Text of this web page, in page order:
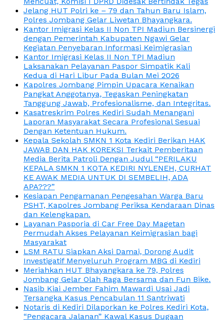
Jelang HUT Polri ke – 79 dan Tahun Baru Islam,
Polres Jombang Gelar Liwetan Bhayangkara.
Kantor Imigrasi Kelas II Non TPI Madiun Bersinergi
dengan Pemerintah Kabupaten Ngawi Gelar
Kegiatan Penyebaran Informasi Keimigrasian
Kantor Imigrasi Kelas II Non TPI Madiun
Laksanakan Pelayanan Paspor Simpatik Kali
Kedua di Hari Libur Pada Bulan Mei 2026
Kapolres Jombang Pimpin Upacara Kenaikan
Pangkat Anggotanya, Tegaskan Peningkatan
Tanggung Jawab, Profesionalisme, dan Integritas.
Kasatreskrim Polres Kediri Sudah Menangani
Laporan Masyarakat Secara Profesional Sesuai
Dengan Ketentuan Hukum.
Kepala Sekolah SMKN 1 Kota Kediri Berikan HAK
JAWAB DAN HAK KOREKSI Terkait Pemberitaan
Media Berita Patroli Dengan Judul “PERILAKU
KEPALA SMKN 1 KOTA KEDIRI NYLENEH, CURHAT
KE AWAK MEDIA UNTUK DI SEMBELIH, ADA
APA???”
Kesiapan Pengamanan Pengesahan Warga Baru
PSHT, Kapolres Jombang Periksa Kendaraan Dinas
dan Kelengkapan.
Layanan Pasporia di Car Free Day Magetan
Permudah Akses Pelayanan Keimigrasian bagi
Masyarakat
LSM RATU Siapkan Aksi Damai, Dorong Audit
Investigatif Menyeluruh Program MBG di Kediri
Meriahkan HUT Bhayangkara ke 79, Polres
Jombang Gelar Olah Raga Bersama dan Fun Bike.
Nasib Kiai Jember Fahim Mawardi Usai Jadi
Tersangka Kasus Pencabulan 11 Santriwati
Notaris di Kediri Dilaporkan ke Polres Kediri Kota,
“Pengacara Jalanan” Kawal Kasus Dugaan